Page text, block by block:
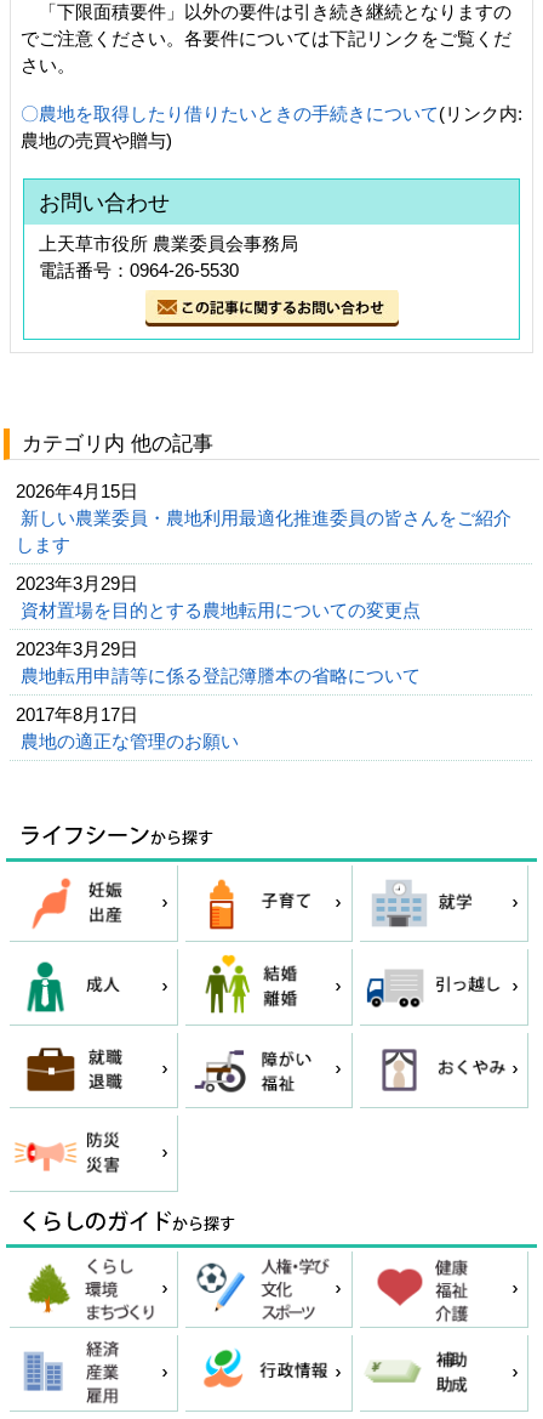
「下限面積要件」以外の要件は引き続き継続となりますの
でご注意ください。各要件については下記リンクをご覧くだ
さい。
〇農地を取得したり借りたいときの手続きについて(リンク内:
農地の売買や贈与)
お問い合わせ
上天草市役所 農業委員会事務局
電話番号：0964-26-5530
カテゴリ内 他の記事
2026年4月15日
新しい農業委員・農地利用最適化推進委員の皆さんをご紹介
します
2023年3月29日
資材置場を目的とする農地転用についての変更点
2023年3月29日
農地転用申請等に係る登記簿謄本の省略について
2017年8月17日
農地の適正な管理のお願い